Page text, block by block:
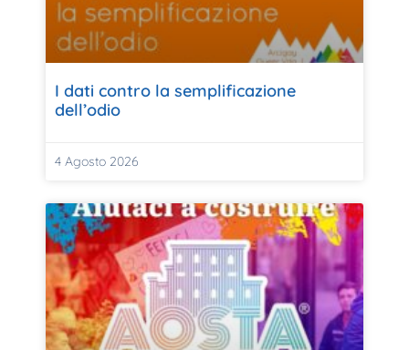
I dati contro la semplificazione
dell’odio
4 Agosto 2026